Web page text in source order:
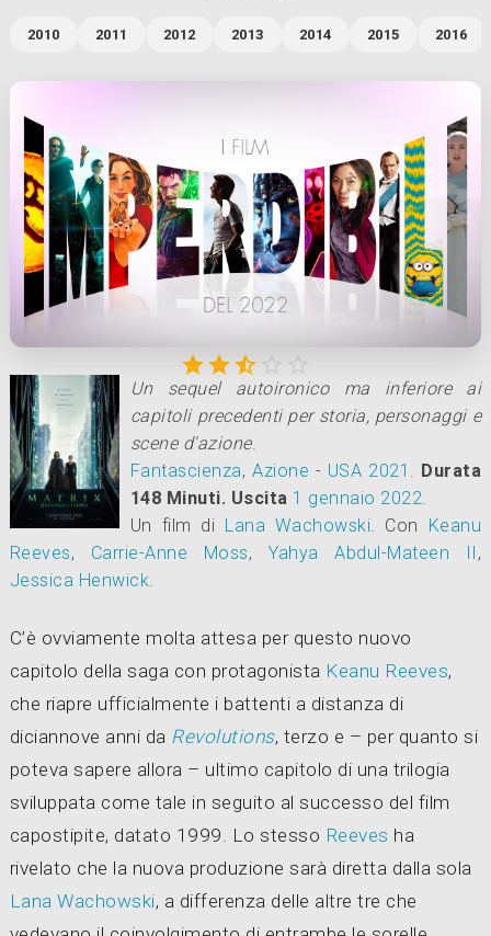
2010 2011 2012 2013 2014 2015 2016
  
Un sequel autoironico ma inferiore ai
capitoli precedenti per storia, personaggi e
scene d'azione.
Fantascienza,Azione - USA 2021
Durata
148 Minuti. Uscita 1 gennaio 2022
Un film di Lana Wachowski Con Keanu
Reeves, Carrie-Anne Moss,Yahya Abdul-Mateen II ,
Jessica Henwick
C’è ovviamente molta attesa per questo nuovo
capitolo della saga con protagonista Keanu Reeves,
che riapre ufficialmente i battenti a distanza di
diciannove anni da Revolutions, terzo e – per quanto si
poteva sapere allora – ultimo capitolo di una trilogia
sviluppata come tale in seguito al successo del film
capostipite, datato 1999. Lo stesso Reeves ha
rivelato che la nuova produzione sarà diretta dalla sola
Lana Wachowski, a differenza delle altre tre che